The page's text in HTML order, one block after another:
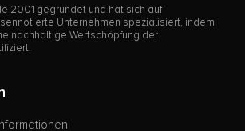
2001 gegründet und hat sich auf
Unternehmen spezialisiert, indem
nachhaltige Wertschöpfung der